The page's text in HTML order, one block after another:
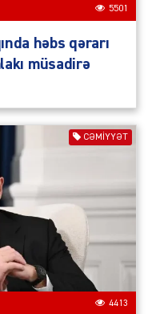
5501
həbs qərarı
müsadirə
CƏMIYYƏT
4413